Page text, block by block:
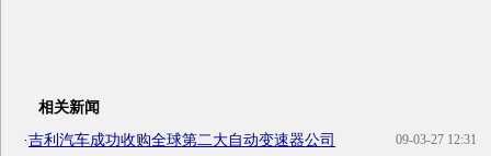
相关新闻
09-03-27 12:31
·吉利汽车成功收购全球第二大自动变速器公司